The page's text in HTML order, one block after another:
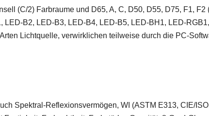
(C/2) Farbraume und D65, A, C, D50, D55, D75, F1, F2
B2, LED-B3, LED-B4, LED-B5, LED-BH1, LED-
Lichtquelle, verwirklichen teilweise durch die PC-
Spektral-Reflexionsvermögen, WI (ASTM E313, CIE/